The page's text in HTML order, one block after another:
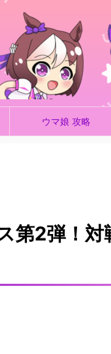
ウマ娘 攻略
第2弾！